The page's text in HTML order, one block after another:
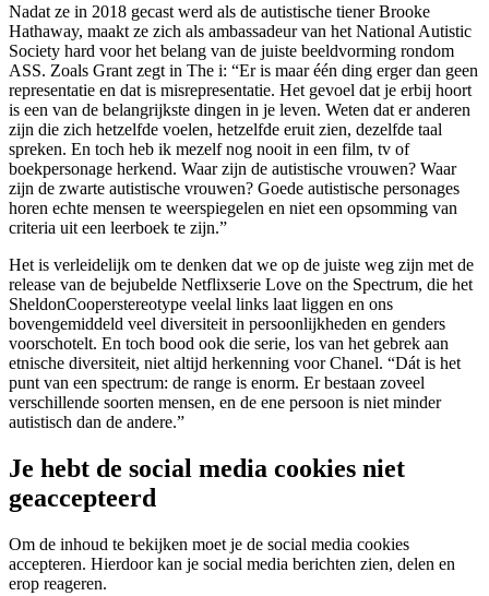
Nadat ze in 2018 gecast werd als de autistische tiener Brooke
Hathaway, maakt ze zich als ambassadeur van het National Autistic
Society hard voor het belang van de juiste beeldvorming rondom
ASS. Zoals Grant zegt in The i: “Er is maar één ding erger dan geen
representatie en dat is misrepresentatie. Het gevoel dat je erbij hoort
is een van de belangrijkste dingen in je leven. Weten dat er anderen
zijn die zich hetzelfde voelen, hetzelfde eruit zien, dezelfde taal
spreken. En toch heb ik mezelf nog nooit in een film, tv of
boekpersonage herkend. Waar zijn de autistische vrouwen? Waar
zijn de zwarte autistische vrouwen? Goede autistische personages
horen echte mensen te weerspiegelen en niet een opsomming van
criteria uit een leerboek te zijn.”
Het is verleidelijk om te denken dat we op de juiste weg zijn met de
release van de bejubelde Netflixserie Love on the Spectrum, die het
SheldonCooperstereotype veelal links laat liggen en ons
bovengemiddeld veel diversiteit in persoonlijkheden en genders
voorschotelt. En toch bood ook die serie, los van het gebrek aan
etnische diversiteit, niet altijd herkenning voor Chanel. “Dát is het
punt van een spectrum: de range is enorm. Er bestaan zoveel
verschillende soorten mensen, en de ene persoon is niet minder
autistisch dan de andere.”
Je hebt de social media cookies niet
geaccepteerd
Om de inhoud te bekijken moet je de social media cookies
accepteren. Hierdoor kan je social media berichten zien, delen en
erop reageren.